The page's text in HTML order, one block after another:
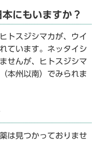
にもいますか？
トスジシマカが、ウイ
ています。ネッタイシ
せんが、ヒトスジシマ
本州以南）でみられま
は見つかっておりませ